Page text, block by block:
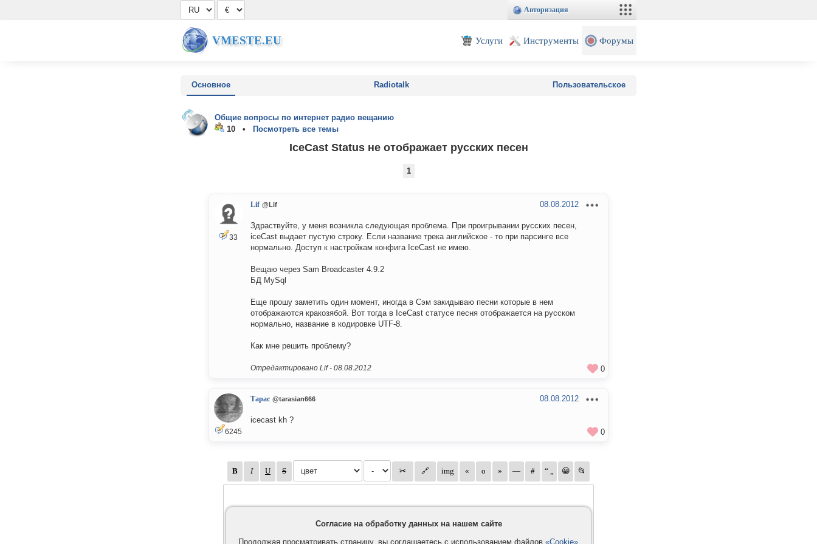
Авторизация
VMESTE.EU Услуги Инструменты Форумы
Основное Radiotalk Пользовательское
Общие вопросы по интернет радио вещанию
10 •
Посмотреть все темы
IceCast Status не отображает русских песен
1
33
Lif @Lif 08.08.2012
Здраствуйте, у меня возникла следующая проблема. При проигрывании русских песен,
iceCast выдает пустую строку. Если название трека английское - то при парсинге все
нормально. Доступ к настройкам конфига IceCast не имею.
Вещаю через Sam Broadcaster 4.9.2
БД MySql
Еще прошу заметить один момент, иногда в Сэм закидываю песни которые в нем
отображаются кракозябой. Вот тогда в IceCast статусе песня отображается на русском
нормально, название в кодировке UTF-8.
Как мне решить проблему?
Отредактировано Lif - 08.08.2012 0
6245
Тарас @tarasian666 08.08.2012
icecast kh ?
0
Согласие на обработку данных на нашем сайте
Продолжая просматривать страницу, вы соглашаетесь с использованием файлов «Cookie»